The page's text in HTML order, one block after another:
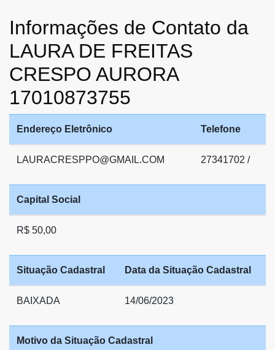
Informações de Contato da
LAURA DE FREITAS
CRESPO AURORA
17010873755
Endereço Eletrônico Telefone
LAURACRESPPO@GMAIL.COM 27341702 /
Capital Social
R$ 50,00
Situação Cadastral Data da Situação Cadastral
BAIXADA 14/06/2023
Motivo da Situação Cadastral